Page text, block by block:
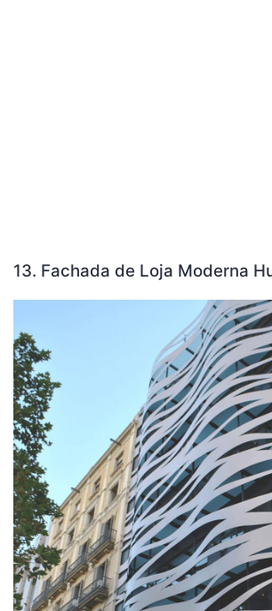
13. Fachada de Loja Moderna